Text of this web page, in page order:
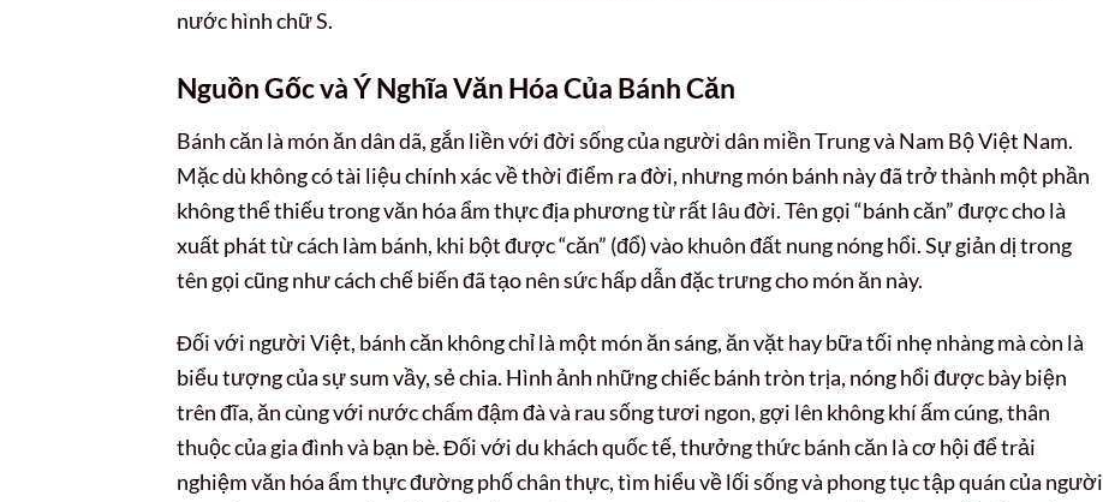
nước hình chữ S.
Nguồn Gốc và Ý Nghĩa Văn Hóa Của Bánh Căn
Bánh căn là món ăn dân dã, gắn liền với đời sống của người dân miền Trung và Nam Bộ Việt Nam.
Mặc dù không có tài liệu chính xác về thời điểm ra đời, nhưng món bánh này đã trở thành một phần
không thể thiếu trong văn hóa ẩm thực địa phương từ rất lâu đời. Tên gọi “bánh căn” được cho là
xuất phát từ cách làm bánh, khi bột được “căn” (đổ) vào khuôn đất nung nóng hổi. Sự giản dị trong
tên gọi cũng như cách chế biến đã tạo nên sức hấp dẫn đặc trưng cho món ăn này.
Đối với người Việt, bánh căn không chỉ là một món ăn sáng, ăn vặt hay bữa tối nhẹ nhàng mà còn là
biểu tượng của sự sum vầy, sẻ chia. Hình ảnh những chiếc bánh tròn trịa, nóng hổi được bày biện
trên đĩa, ăn cùng với nước chấm đậm đà và rau sống tươi ngon, gợi lên không khí ấm cúng, thân
thuộc của gia đình và bạn bè. Đối với du khách quốc tế, thưởng thức bánh căn là cơ hội để trải
nghiệm văn hóa ẩm thực đường phố chân thực, tìm hiểu về lối sống và phong tục tập quán của người